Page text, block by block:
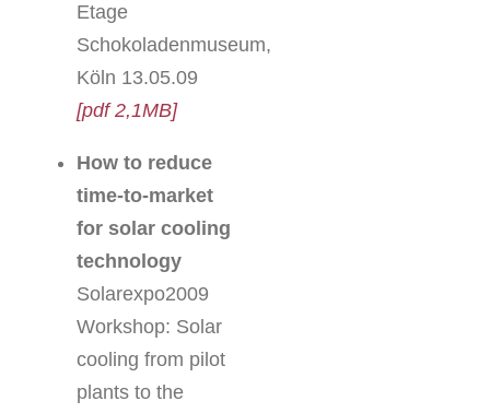
Etage
Schokoladenmuseum,
Köln 13.05.09
[pdf 2,1MB]
How to reduce
time-to-market
for solar cooling
technology
Solarexpo2009
Workshop: Solar
cooling from pilot
plants to the